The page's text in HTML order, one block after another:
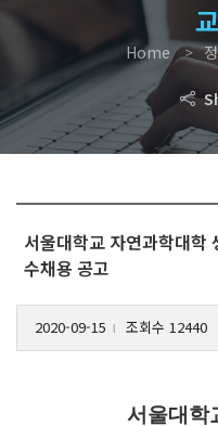
Home
서울대학교 자연과학대학
수채용 공고
2020-09-15 l 조회수 12440
서울대학